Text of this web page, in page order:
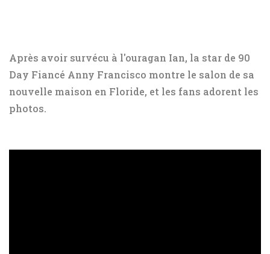
Après avoir survécu à l'ouragan Ian, la star de 90
Day Fiancé Anny Francisco montre le salon de sa
nouvelle maison en Floride, et les fans adorent les
photos.